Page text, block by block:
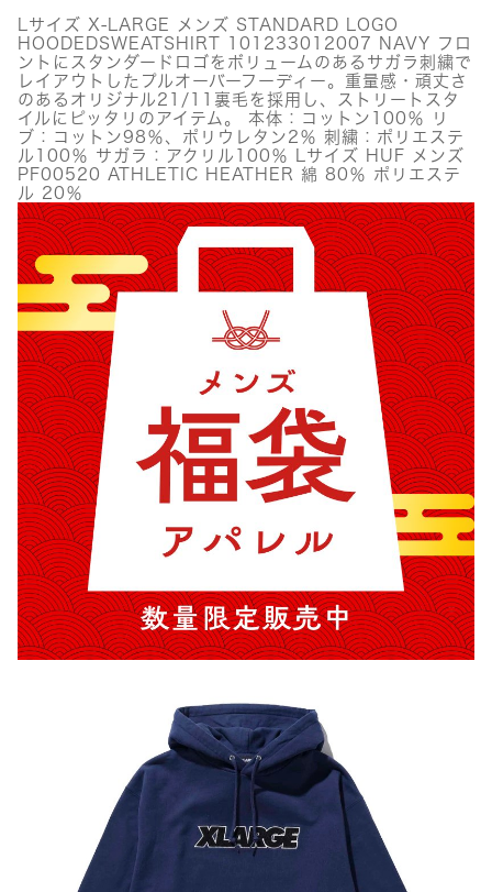
個
Lサイズ X-LARGE メンズ STANDARD LOGO
HOODEDSWEATSHIRT 101233012007 NAVY フロ
ントにスタンダードロゴをボリュームのあるサガラ刺繍で
レイアウトしたプルオーバーフーディー。重量感・頑丈さ
のあるオリジナル21/11裏毛を採用し、ストリートスタ
イルにピッタリのアイテム。 本体：コットン100％ リ
ブ：コットン98％、ポリウレタン2％ 刺繍：ポリエステ
ル100％ サガラ：アクリル100％ Lサイズ HUF メンズ
PF00520 ATHLETIC HEATHER 綿 80％ ポリエステ
ル 20％